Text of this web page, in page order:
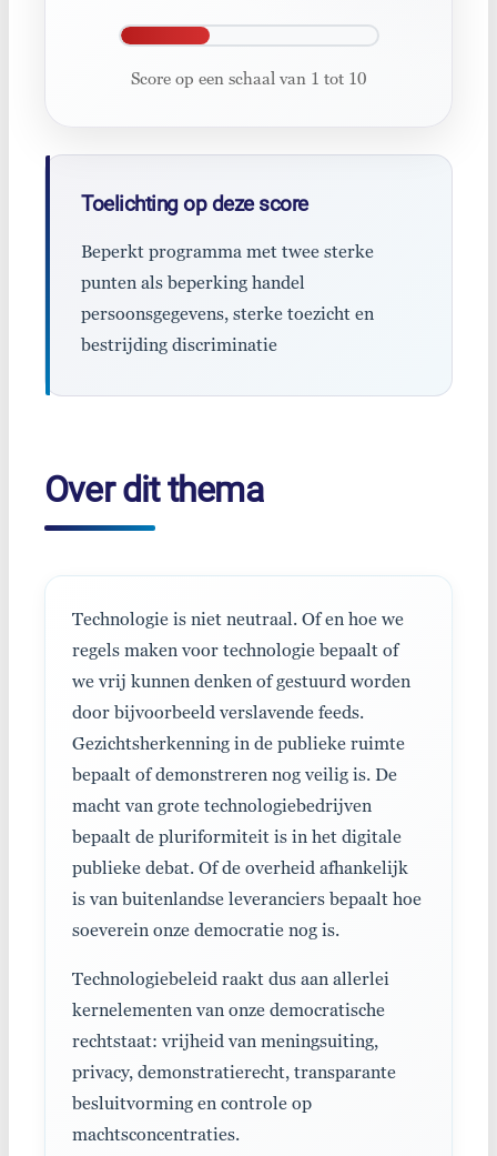
Score op een schaal van 1 tot 10
Toelichting op deze score
Beperkt programma met twee sterke
punten als beperking handel
persoonsgegevens, sterke toezicht en
bestrijding discriminatie
Over dit thema
Technologie is niet neutraal. Of en hoe we
regels maken voor technologie bepaalt of
we vrij kunnen denken of gestuurd worden
door bijvoorbeeld verslavende feeds.
Gezichtsherkenning in de publieke ruimte
bepaalt of demonstreren nog veilig is. De
macht van grote technologiebedrijven
bepaalt de pluriformiteit is in het digitale
publieke debat. Of de overheid afhankelijk
is van buitenlandse leveranciers bepaalt hoe
soeverein onze democratie nog is.
Technologiebeleid raakt dus aan allerlei
kernelementen van onze democratische
rechtstaat: vrijheid van meningsuiting,
privacy, demonstratierecht, transparante
besluitvorming en controle op
machtsconcentraties.